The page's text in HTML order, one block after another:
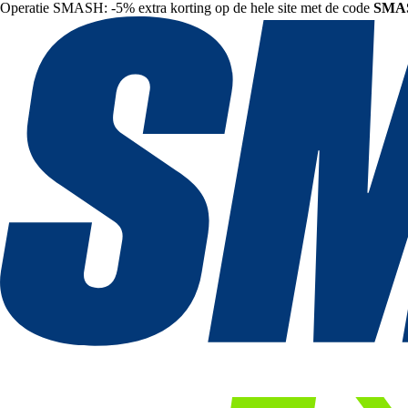
Operatie SMASH: -5% extra korting op de hele site met de code